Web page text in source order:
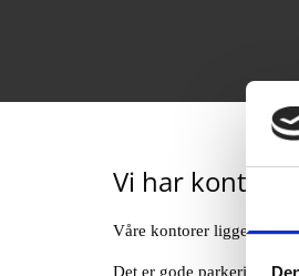
Vi har kontor i
Våre kontorer ligger i 3.
Det er gode